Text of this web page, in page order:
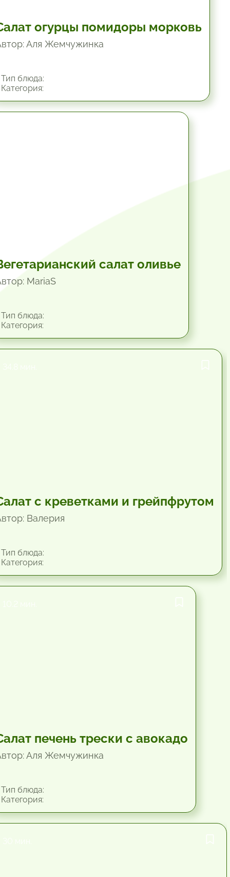
огурцы помидоры морковь
Аля Жемчужинка
блюда:
салат оливье
MariaS
блюда:
с креветками и грейпфрутом
Валерия
блюда:
печень трески с авокадо
Аля Жемчужинка
блюда: